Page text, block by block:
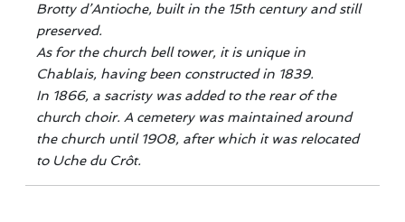
Brotty d’Antioche, built in the 15th century and still
preserved.
As for the church bell tower, it is unique in
Chablais, having been constructed in 1839.
In 1866, a sacristy was added to the rear of the
church choir. A cemetery was maintained around
the church until 1908, after which it was relocated
to Uche du Crôt.